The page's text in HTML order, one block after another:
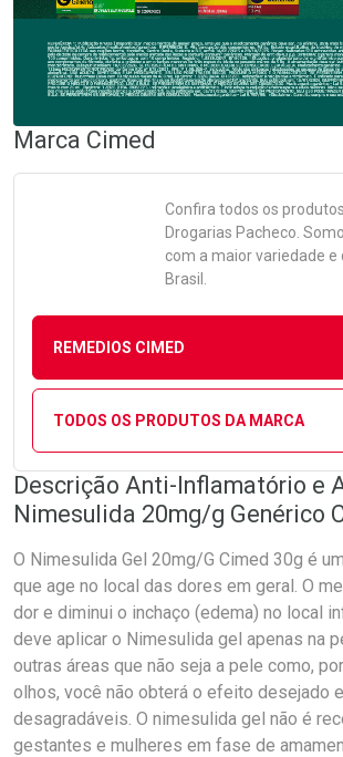
Marca Cimed
Confira todos os
Drogarias Pacheco.
com a maior variedade e
Brasil.
REMEDIOS CIMED
TODOS OS PRODUTOS DA MARCA
Descrição Anti-Inflamatório e
Nimesulida 20mg/g Genérico
O Nimesulida Gel 20mg/G Cimed 30g é
que age no local das dores em geral. O
dor e diminui o inchaço (edema) no local
deve aplicar o Nimesulida gel apenas na
outras áreas que não seja a pele como,
olhos, você não obterá o efeito desejado
desagradáveis. O nimesulida gel não é
gestantes e mulheres em fase de